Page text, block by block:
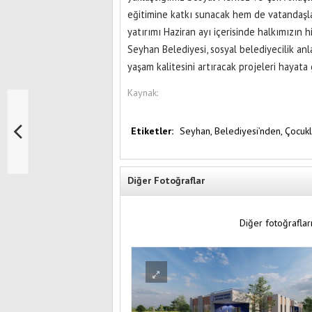
eğitimine katkı sunacak hem de
yatırımı Haziran ayı içerisinde halkımızın
Seyhan Belediyesi, sosyal belediyecilik
yaşam kalitesini artıracak projeleri
Kaynak:
Etiketler: Seyhan, Belediyesi’nden,
Diğer Fotoğraflar
Diğer